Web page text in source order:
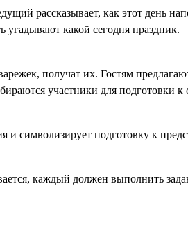
рассказывает, как этот день
угадывают какой сегодня праздник.
получат их. Гостям
участники для подготовки
и символизирует подготовку к
каждый должен выполнить